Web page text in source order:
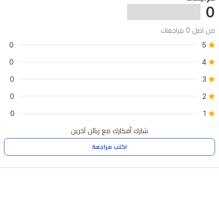
0
من اصل 0 مراجعات
5
0
4
0
3
0
2
0
1
0
شارك أفكارك مع زبائن آخرين
اكتب مراجعة